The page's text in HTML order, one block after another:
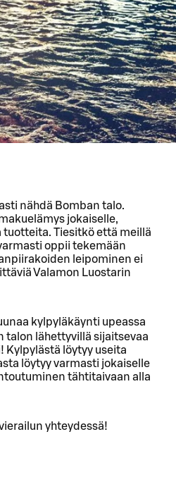
nähdä Bomban talo.
jokaiselle,
Tiesitkö että meillä
oppii tekemään
leipominen ei
Valamon Luostarin
kylpyläkäynti upeassa
talon lähettyvillä sijaitsevaa
Kylpylästä löytyy useita
löytyy varmasti jokaiselle
tähtitaivaan alla
yhteydessä!